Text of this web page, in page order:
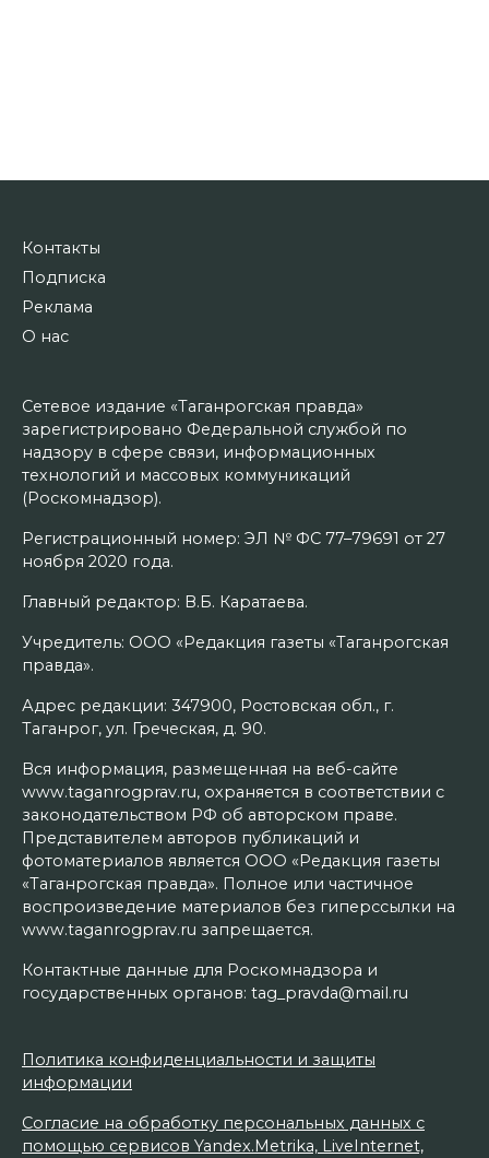
Контакты
Подписка
Реклама
О нас
Сетевое издание «Таганрогская правда»
зарегистрировано Федеральной службой по
надзору в сфере связи, информационных
технологий и массовых коммуникаций
(Роскомнадзор).
Регистрационный номер: ЭЛ № ФС 77–79691 от 27
ноября 2020 года.
Главный редактор: В.Б. Каратаева.
Учредитель: ООО «Редакция газеты «Таганрогская
правда».
Адрес редакции: 347900, Ростовская обл., г.
Таганрог, ул. Греческая, д. 90.
Вся информация, размещенная на веб-сайте
www.taganrogprav.ru, охраняется в соответствии с
законодательством РФ об авторском праве.
Представителем авторов публикаций и
фотоматериалов является ООО «Редакция газеты
«Таганрогская правда». Полное или частичное
воспроизведение материалов без гиперссылки на
www.taganrogprav.ru запрещается.
Контактные данные для Роскомнадзора и
государственных органов: tag_pravda@mail.ru
Политика конфиденциальности и защиты
информации
Согласие на обработку персональных данных с
помощью сервисов Yandex.Metrika, LiveInternet,